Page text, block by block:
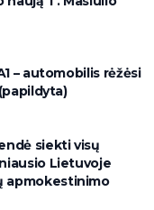
– automobilis rėžėsi
siekti visų
Lietuvoje
apmokestinimo